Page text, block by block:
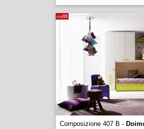
Composizione 407 B -